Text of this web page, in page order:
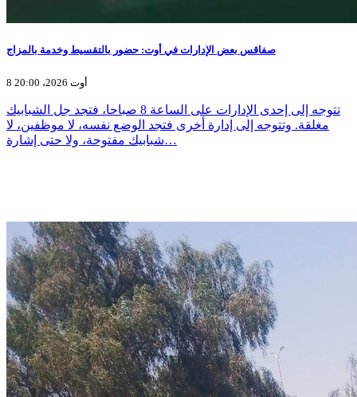
صفاقس بعض الإدارات في أوت: حضور بالتقسيط وخدمة بالمزاج
8 أوت 2026، 20:00
تتوجه إلى إحدى الإدارات على الساعة 8 صباحا، فتجد جل الشبابيك
مغلقة. وتتوجه إلى إدارة أخرى فتجد الوضع نفسه، لا موظفين، لا
شبابيك مفتوحة، ولا حتى إشارة…